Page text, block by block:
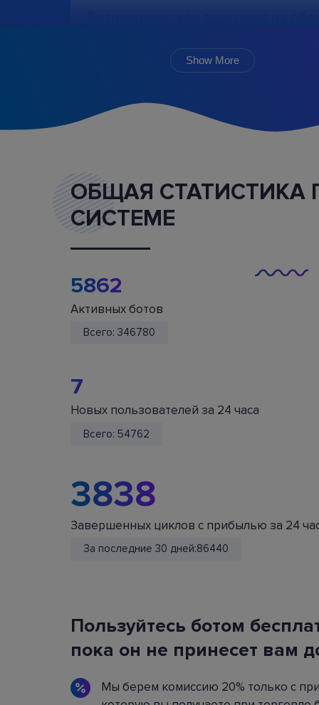
Бот, следуя выбранному алгоритму и
выставляет на биржу ордеры и
Покупайте и продавайте эффективные
конфигурации ботов и услугу
аккаунтах на криптовалютных биржах.
Широкие возможности по
настройке бота
С помощью удобного интерфейса можно
настроить любой из аспектов работы
Show More
ОБЩАЯ СТАТИСТИКА
СИСТЕМЕ
5862
Активных ботов
Всего: 346780
7
Новых пользователей за 24 часа
Всего: 54762
3838
Завершенных циклов с прибылью за 24
За последние 30 дней:86440
Пользуйтесь ботом
пока он не принесет вам
Мы берем комиссию 20% только с